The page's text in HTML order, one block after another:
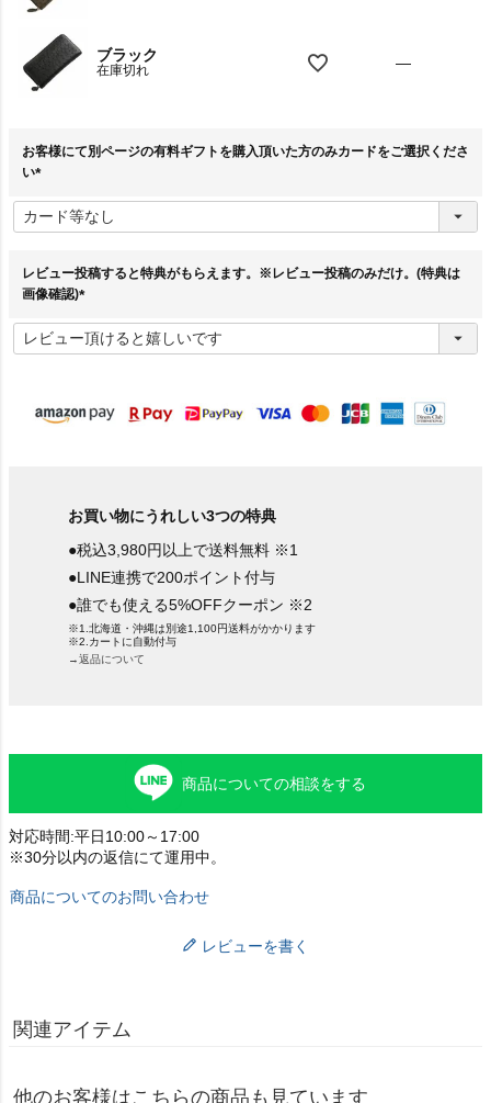
ブラック
在庫切れ —
お客様にて別ページの有料ギフトを購入頂いた方のみカードをご選択くださ
い
必
須
レビュー投稿すると特典がもらえます。※レビュー投稿のみだけ。(特典は
画像確認)
必
須
お買い物にうれしい3つの特典
●税込3,980円以上で送料無料 ※1
●LINE連携で200ポイント付与
●誰でも使える5%OFFクーポン ※2
※1.北海道・沖縄は別途1,100円送料がかかります
※2.カートに自動付与
→返品について
商品についての相談をする
対応時間:平日10:00～17:00
※30分以内の返信にて運用中。
商品についてのお問い合わせ
レビューを書く
関連アイテム
他のお客様はこちらの商品も見ています